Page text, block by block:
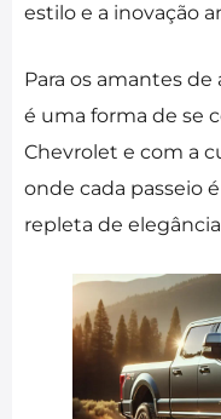
estilo e a inovação
Para os amantes
é uma forma de se
Chevrolet e com a
onde cada passeio
repleta de